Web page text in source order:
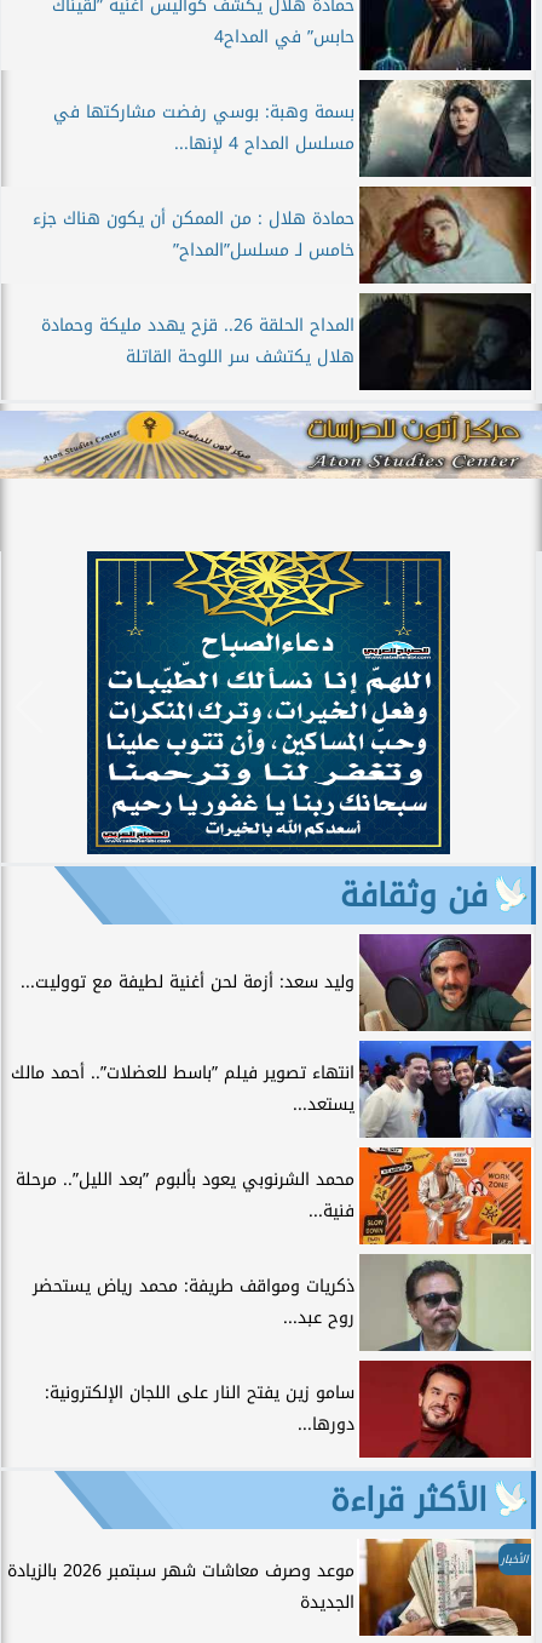
حابس” في المداح4
بسمة وهبة: بوسي رفضت مشاركتها في
مسلسل المداح 4 لإنها...
حمادة هلال : من الممكن أن يكون هناك جزء
خامس لـ مسلسل”المداح”
المداح الحلقة 26.. قزح يهدد مليكة وحمادة
هلال يكتشف سر اللوحة القاتلة
فن وثقافة
وليد سعد: أزمة لحن أغنية لطيفة مع تووليت...
انتهاء تصوير فيلم ”باسط للعضلات”.. أحمد مالك
يستعد...
محمد الشرنوبي يعود بألبوم ”بعد الليل”.. مرحلة
فنية...
ذكريات ومواقف طريفة: محمد رياض يستحضر
روح عبد...
سامو زين يفتح النار على اللجان الإلكترونية:
دورها...
الأكثر قراءة
الأخبار
موعد وصرف معاشات شهر سبتمبر 2026 بالزيادة
الجديدة